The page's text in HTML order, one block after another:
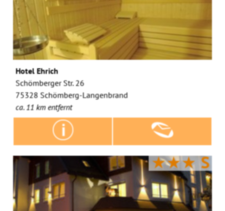
Hotel Ehrich
Schömberger Str. 26
75328 Schömberg-Langenbrand
ca. 11 km entfernt
★★★S